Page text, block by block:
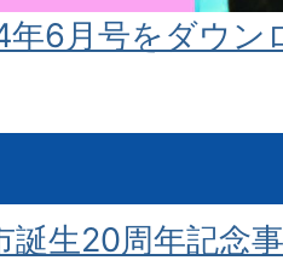
6月号をダウン
誕生20周年記念